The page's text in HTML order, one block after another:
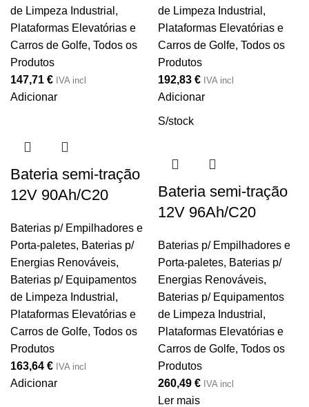
de Limpeza Industrial,
Plataformas Elevatórias e
Carros de Golfe, Todos os
Produtos
147,71 € IVA incl
Adicionar
de Limpeza Industrial,
Plataformas Elevatórias e
Carros de Golfe, Todos os
Produtos
192,83 € IVA incl
Adicionar
Bateria semi-tração
12V 90Ah/C20
Baterias p/ Empilhadores e
Porta-paletes, Baterias p/
Energias Renováveis,
Baterias p/ Equipamentos
de Limpeza Industrial,
Plataformas Elevatórias e
Carros de Golfe, Todos os
Produtos
163,64 € IVA incl
Adicionar
S/stock
Bateria semi-tração
12V 96Ah/C20
Baterias p/ Empilhadores e
Porta-paletes, Baterias p/
Energias Renováveis,
Baterias p/ Equipamentos
de Limpeza Industrial,
Plataformas Elevatórias e
Carros de Golfe, Todos os
Produtos
260,49 € IVA incl
Ler mais